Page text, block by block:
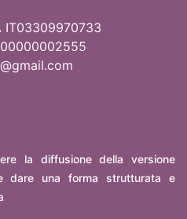
IT03309970733
la diffusione della versione
dare una forma strutturata e